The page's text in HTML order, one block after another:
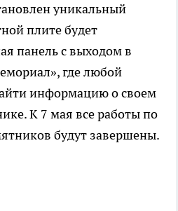
уникальный
плите будет
панель с выходом в
где любой
информацию о своем
К 7 мая все работы по
будут завершены.